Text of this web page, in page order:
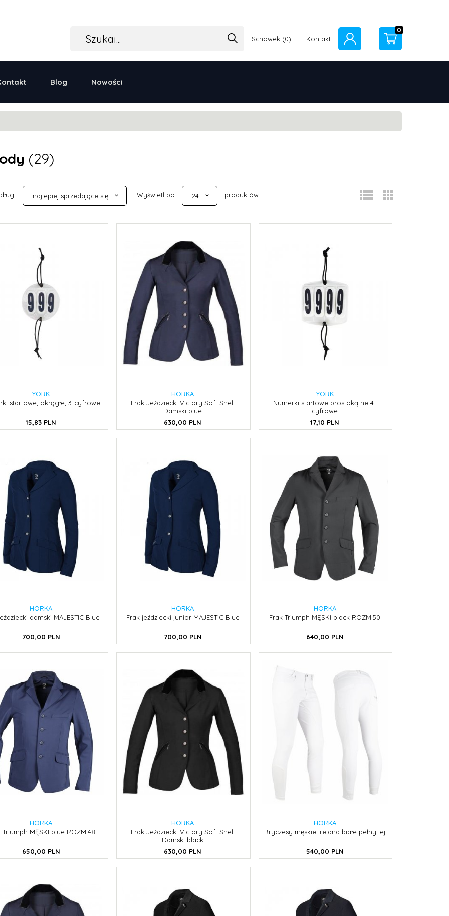
Schowek Kontakt
0
Blog Nowości
(29)
sort
najlepiej sprzedające się
Wyświetl po
pop
24
produktów
YORK
startowe, okrągłe, 3-cyfrowe
15,83 PLN
HORKA
Frak Jeździecki Victory Soft Shell
Damski blue
630,00 PLN
YORK
Numerki startowe prostokątne 4-
cyfrowe
17,10 PLN
HORKA
damski MAJESTIC Blue
700,00 PLN
HORKA
Frak jeździecki junior MAJESTIC Blue
700,00 PLN
HORKA
Frak Triumph MĘSKI black ROZM.50
640,00 PLN
HORKA
Triumph MĘSKI blue ROZM.48
650,00 PLN
HORKA
Frak Jeździecki Victory Soft Shell
Damski black
630,00 PLN
HORKA
Bryczesy męskie Ireland białe pełny lej
540,00 PLN